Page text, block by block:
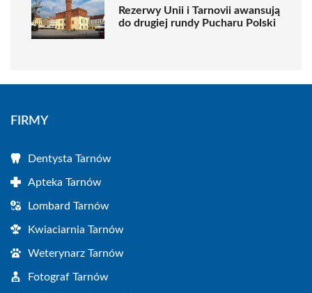
Rezerwy Unii i Tarnovii awansują
do drugiej rundy Pucharu Polski
FIRMY
Dentysta Tarnów
Apteka Tarnów
Lombard Tarnów
Kwiaciarnia Tarnów
Weterynarz Tarnów
Fotograf Tarnów